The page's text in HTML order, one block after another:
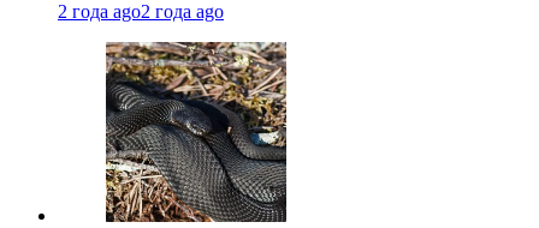
2 года ago2 года ago